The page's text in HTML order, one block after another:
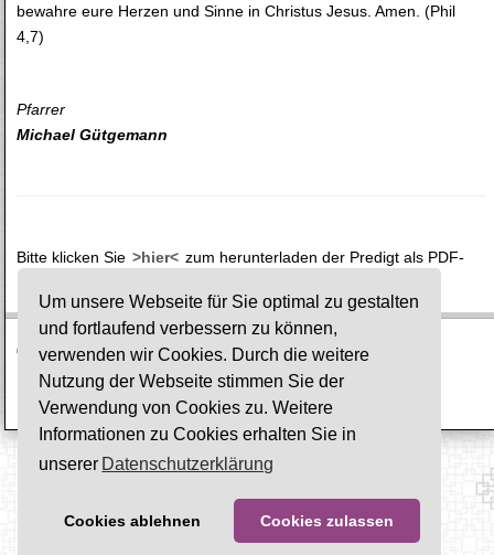
Um unsere Webseite für Sie optimal zu gestalten
und fortlaufend verbessern zu können,
verwenden wir Cookies. Durch die weitere
Nutzung der Webseite stimmen Sie der
Verwendung von Cookies zu. Weitere
Informationen zu Cookies erhalten Sie in
unserer Datenschutzerklärung
Cookies ablehnen Cookies zulassen
bewahre eure Herzen und Sinne in Christus Jesus. Amen. (Phil
4,7)
Pfarrer
Michael Gütgemann
Bitte klicken Sie >hier< zum herunterladen der Predigt als PDF-
© Ev. Gesamtkirchengemeinde Lauterbach-Wartenberg
Impressum ·Datenschutz